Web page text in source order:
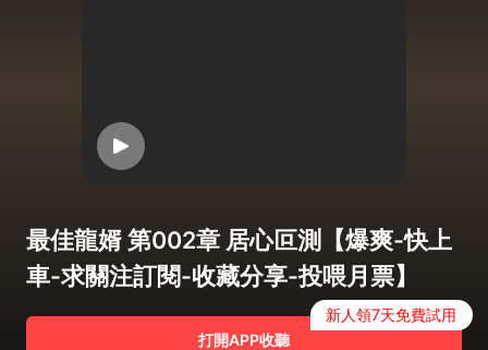
最佳龍婿 第002章 居心叵測【爆爽-快上
車-求關注訂閱-收藏分享-投喂月票】
打開APP收聽
新人領7天免費試用